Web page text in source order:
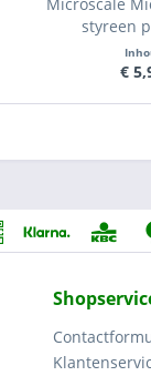
styreen
€